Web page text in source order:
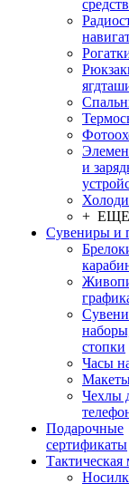
и
+ ЕЩЕ
Сувениры и
стопки
Часы
Чехлы
Подарочные
сертификаты